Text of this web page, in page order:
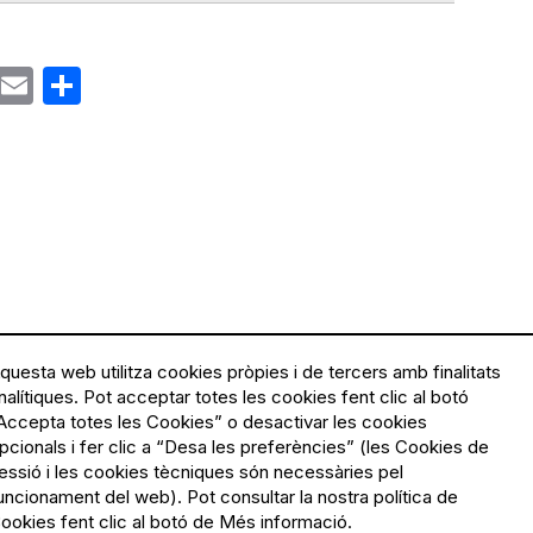
Email
Menú
Legal
Política de privacitat
Avís legal
Política de cookies
web utilitza cookies pròpies i de tercers amb finalitats
Pot acceptar totes les cookies fent clic al botó
totes les Cookies” o desactivar les cookies
i fer clic a “Desa les preferències” (les Cookies de
i les cookies tècniques són necessàries pel
del web). Pot consultar la nostra política de
fent clic al botó de Més informació.